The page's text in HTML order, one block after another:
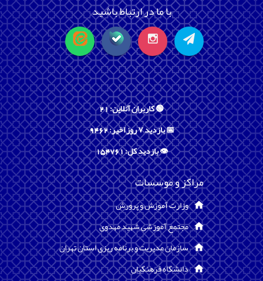
با ما در ارتباط باشید
🟢 کاربران آنلاین: 21
📅 بازدید ۷ روز اخیر: 9462
👁️ بازدید کل: 154761
مراکز و موسسات
وزارت آموزش و پرورش
مجتمع آموزشی شهید مهدوی
سازمان مدیریت و برنامه ریزی استان تهران
دانشگاه فرهنگیان